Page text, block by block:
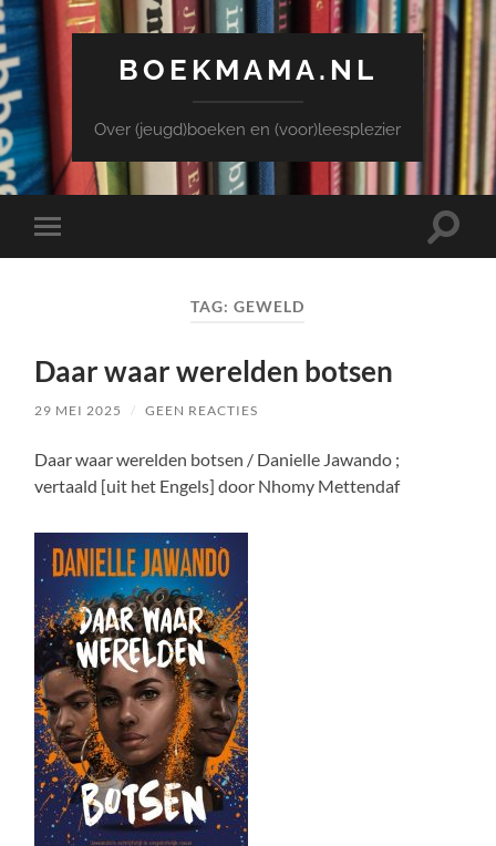
BOEKMAMA.NL
Over (jeugd)boeken en (voor)leesplezier
Toggle
mobiel
Toggle
TAG:GEWELD
Daar waar werelden botsen
29 MEI 2025 / GEEN REACTIES
Daar waar werelden botsen / Danielle Jawando ;
vertaald [uit het Engels] door Nhomy Mettendaf